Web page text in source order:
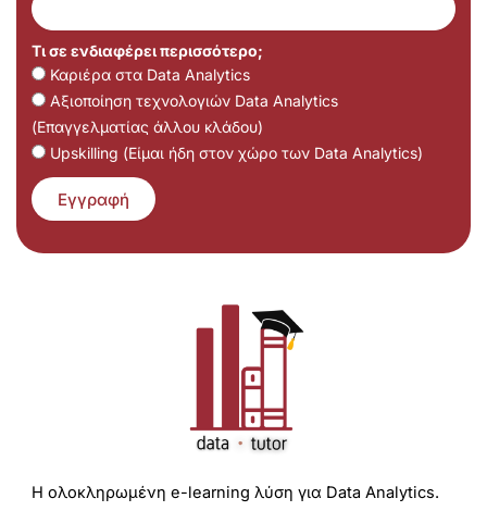
Τι σε ενδιαφέρει περισσότερο;
Καριέρα στα Data Analytics
Αξιοποίηση τεχνολογιών Data Analytics
(Επαγγελματίας άλλου κλάδου)
Upskilling (Είμαι ήδη στον χώρο των Data Analytics)
Εγγραφή
Η ολοκληρωμένη e-learning λύση για Data Analytics.